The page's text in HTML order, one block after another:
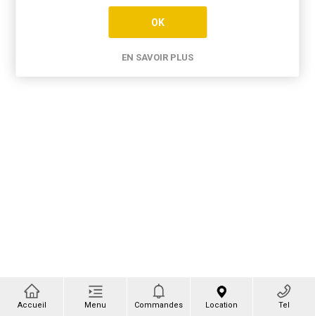
Accueil Menu Commandes Location Tel
OK
EN SAVOIR PLUS